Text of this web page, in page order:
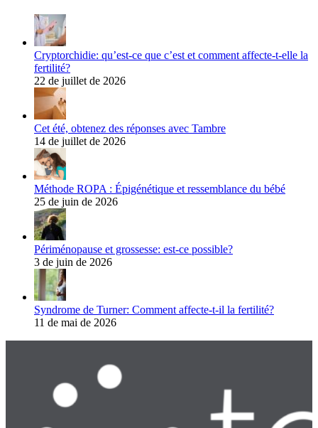
Cryptorchidie: qu’est-ce que c’est et comment affecte-t-elle la
fertilité?
22 de juillet de 2026
Cet été, obtenez des réponses avec Tambre
14 de juillet de 2026
Méthode ROPA : Épigénétique et ressemblance du bébé
25 de juin de 2026
Périménopause et grossesse: est-ce possible?
3 de juin de 2026
Syndrome de Turner: Comment affecte-t-il la fertilité?
11 de mai de 2026